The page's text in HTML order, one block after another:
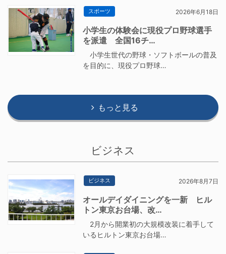
スポーツ 2026年6月18日
小学生の体験会に現役プロ野球選手
を派遣 全国16チ…
小学生世代の野球・ソフトボールの普及
を目的に、現役プロ野球…
もっと見る
ビジネス
ビジネス 2026年8月7日
オールデイダイニングを一新 ヒル
トン東京お台場、改…
2月から開業初の大規模改装に着手して
いるヒルトン東京お台場…